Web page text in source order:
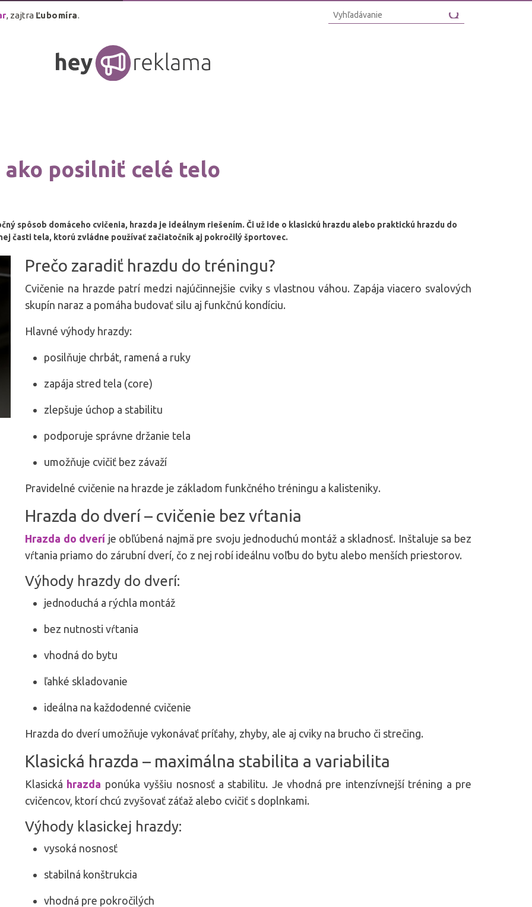
, zajtra Ľubomíra.
ako posilniť celé telo
spôsob domáceho cvičenia, hrazda je ideálnym riešením. Či už ide o klasickú hrazdu alebo praktickú hrazdu do
časti tela, ktorú zvládne používať začiatočník aj pokročilý športovec.
Prečo zaradiť hrazdu do tréningu?
Cvičenie na hrazde patrí medzi najúčinnejšie cviky s vlastnou váhou. Zapája viacero svalových
skupín naraz a pomáha budovať silu aj funkčnú kondíciu.
Hlavné výhody hrazdy:
posilňuje chrbát, ramená a ruky
zapája stred tela (core)
zlepšuje úchop a stabilitu
podporuje správne držanie tela
umožňuje cvičiť bez závaží
Pravidelné cvičenie na hrazde je základom funkčného tréningu a kalisteniky.
Hrazda do dverí – cvičenie bez vŕtania
Hrazda do dverí je obľúbená najmä pre svoju jednoduchú montáž a skladnosť. Inštaluje sa bez
vŕtania priamo do zárubní dverí, čo z nej robí ideálnu voľbu do bytu alebo menších priestorov.
Výhody hrazdy do dverí:
jednoduchá a rýchla montáž
bez nutnosti vŕtania
vhodná do bytu
ľahké skladovanie
ideálna na každodenné cvičenie
Hrazda do dverí umožňuje vykonávať príťahy, zhyby, ale aj cviky na brucho či strečing.
Klasická hrazda – maximálna stabilita a variabilita
Klasická hrazda ponúka vyššiu nosnosť a stabilitu. Je vhodná pre intenzívnejší tréning a pre
cvičencov, ktorí chcú zvyšovať záťaž alebo cvičiť s doplnkami.
Výhody klasickej hrazdy:
vysoká nosnosť
stabilná konštrukcia
vhodná pre pokročilých